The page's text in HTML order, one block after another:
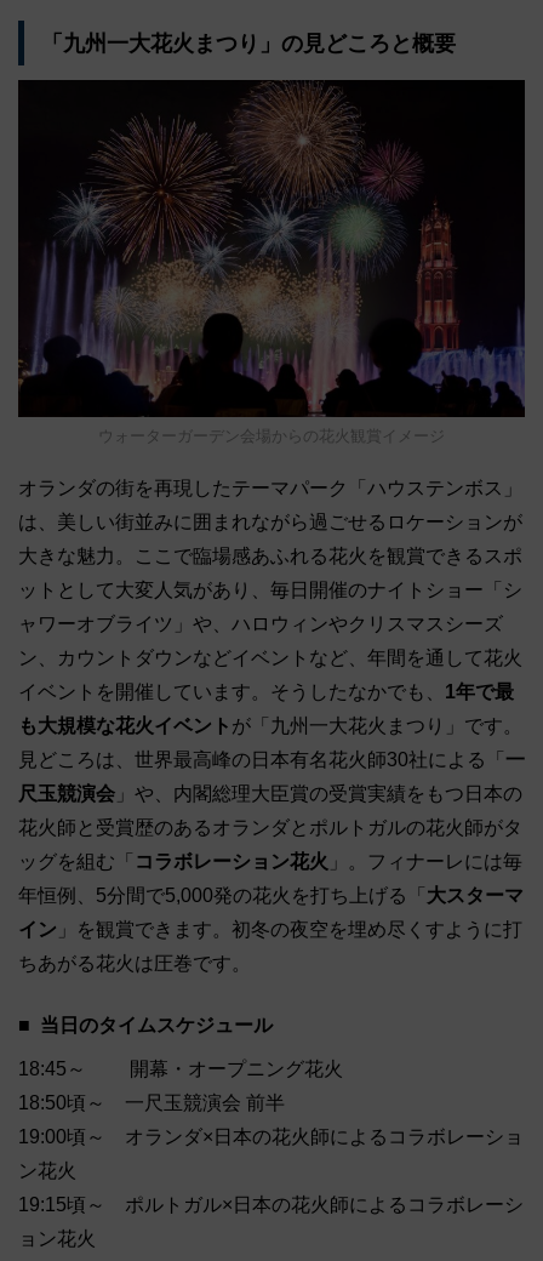
「九州一大花火まつり」の見どころと概要
ウォーターガーデン会場からの花火観賞イメージ
オランダの街を再現したテーマパーク「ハウステンボス」
は、美しい街並みに囲まれながら過ごせるロケーションが
大きな魅力。ここで臨場感あふれる花火を観賞できるスポ
ットとして大変人気があり、毎日開催のナイトショー「シ
ャワーオブライツ」や、ハロウィンやクリスマスシーズ
ン、カウントダウンなどイベントなど、年間を通して花火
イベントを開催しています。そうしたなかでも、 1年で最
も大規模な花火イベント が「九州一大花火まつり」です。
見どころは、世界最高峰の日本有名花火師30社による「 一
尺玉競演会 」や、内閣総理大臣賞の受賞実績をもつ日本の
花火師と受賞歴のあるオランダとポルトガルの花火師がタ
ッグを組む「 コラボレーション花火 」。フィナーレには毎
年恒例、5分間で5,000発の花火を打ち上げる「 大スターマ
イン 」を観賞できます。初冬の夜空を埋め尽くすように打
ちあがる花火は圧巻です。
当日のタイムスケジュール
18:45～ 開幕・オープニング花火
18:50頃～ 一尺玉競演会 前半
19:00頃～ オランダ×日本の花火師によるコラボレーショ
ン花火
19:15頃～ ポルトガル×日本の花火師によるコラボレーシ
ョン花火